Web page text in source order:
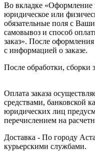
Во вкладке «Оформление
юридическое или
обязательные поля с
самовывоз и способ
заказ». После
с информацией о заказе.
После обработки, сборки
Оплата заказа
средствами, банковской
юридических лиц
перечислением на
Доставка - По городу
курьерскими службами.